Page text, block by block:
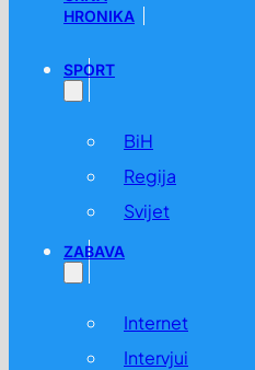
HRONIKA
SPORT
BiH
Regija
Svijet
ZABAVA
Internet
Intervjui